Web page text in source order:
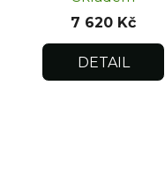
7 620 Kč
DETAIL